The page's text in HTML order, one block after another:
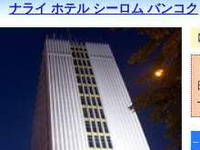
ナライ ホテル シーロム バンコク
--